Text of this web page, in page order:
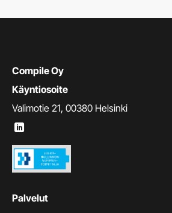
Compile Oy
Käyntiosoite
Valimotie 21, 00380 Helsinki
Palvelut